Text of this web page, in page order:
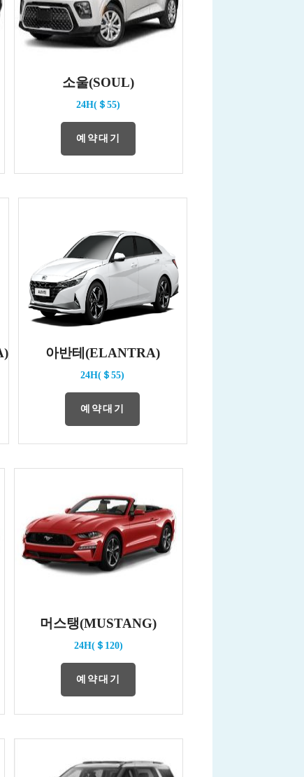
소울(SOUL)
24H(＄55)
예약대기
아반테(ELANTRA)
24H(＄55)
예약대기
머스탱(MUSTANG)
24H(＄120)
예약대기